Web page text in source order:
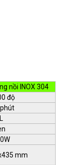
nồi INOX 304
độ
mm